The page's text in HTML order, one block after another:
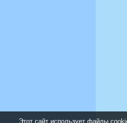
Этот сайт использует файлы